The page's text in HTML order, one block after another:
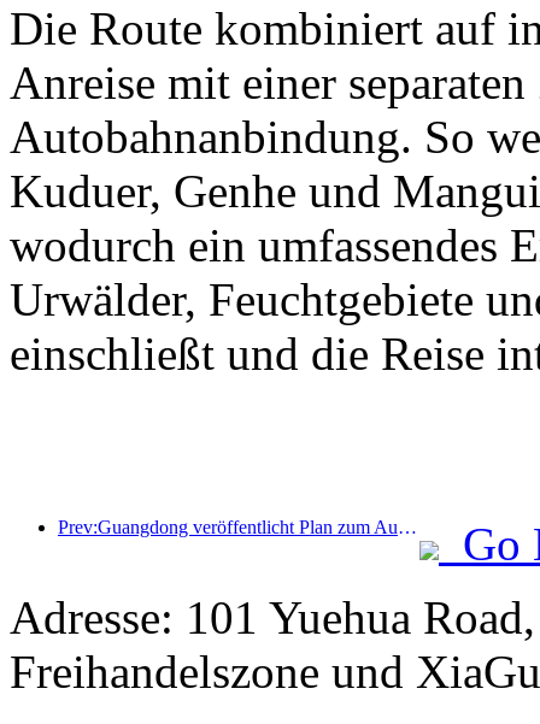
Die Route kombiniert auf
Anreise mit einer
Autobahnanbindung. So
Kuduer, Genhe und
wodurch ein umfassendes
Urwälder, Feuchtgebiete
einschließt und die Reise
Prev:Guangdong veröffentlicht Plan zum Ausbau der Kapazitäten im Dienstleistungssektor, um die Greater Bay Area zu einem erstklassigen Touristenziel zu entwickeln
Go
Adresse: 101 Yuehua
Freihandelszone und